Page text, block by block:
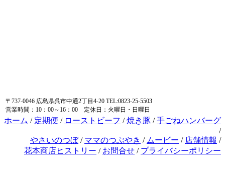
〒737-0046 広島県呉市中通2丁目4-20 TEL:0823-25-5503
営業時間：10：00～16：00 定休日：火曜日・日曜日
ホーム / 定期便 / ローストビーフ /焼き豚 /手ごねハンバーグ
/
やさいのつぼ/ ママのつぶやき / ムービー / 店舗情報 /
花本商店ヒストリー / お問合せ / プライバシーポリシー